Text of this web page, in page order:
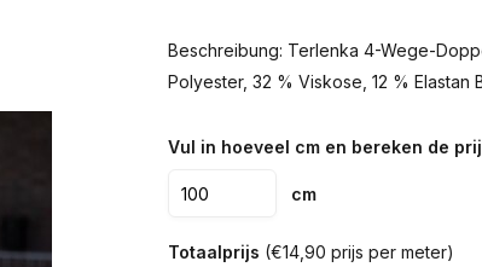
Beschreibung: Terlenka 4-Wege-
Polyester, 32 % Viskose, 12 % Elastan
Vul in hoeveel cm en bereken de
cm
Totaalprijs (€14,90 prijs per meter)